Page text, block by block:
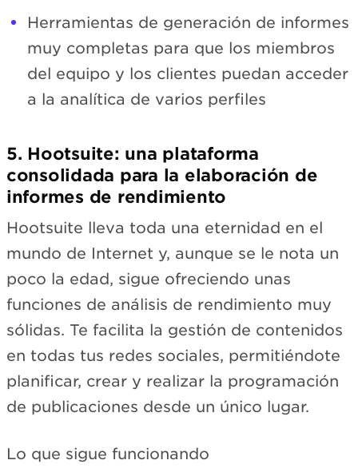
Herramientas de generación de informes
muy completas para que los miembros
del equipo y los clientes puedan acceder
a la analítica de varios perfiles
5. Hootsuite: una plataforma
consolidada para la elaboración de
informes de rendimiento
Hootsuite lleva toda una eternidad en el
mundo de Internet y, aunque se le nota un
poco la edad, sigue ofreciendo unas
funciones de análisis de rendimiento muy
sólidas. Te facilita la gestión de contenidos
en todas tus redes sociales, permitiéndote
planificar, crear y realizar la programación
de publicaciones desde un único lugar.
Lo que sigue funcionando